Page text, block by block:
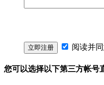
阅读并
您可以选择以下第三方帐号